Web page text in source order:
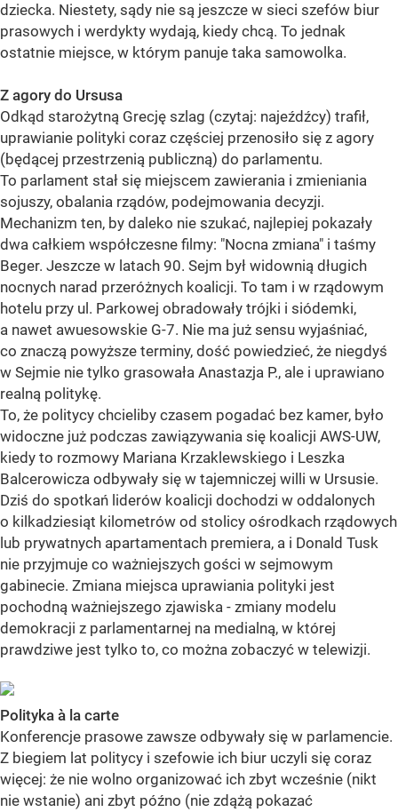
dziecka. Niestety, sądy nie są jeszcze w sieci szefów biur
prasowych i werdykty wydają, kiedy chcą. To jednak
ostatnie miejsce, w którym panuje taka samowolka.
Z agory do Ursusa
Odkąd starożytną Grecję szlag (czytaj: najeźdźcy) trafił,
uprawianie polityki coraz częściej przenosiło się z agory
(będącej przestrzenią publiczną) do parlamentu.
To parlament stał się miejscem zawierania i zmieniania
sojuszy, obalania rządów, podejmowania decyzji.
Mechanizm ten, by daleko nie szukać, najlepiej pokazały
dwa całkiem współczesne filmy: "Nocna zmiana" i taśmy
Beger. Jeszcze w latach 90. Sejm był widownią długich
nocnych narad przeróżnych koalicji. To tam i w rządowym
hotelu przy ul. Parkowej obradowały trójki i siódemki,
a nawet awuesowskie G-7. Nie ma już sensu wyjaśniać,
co znaczą powyższe terminy, dość powiedzieć, że niegdyś
w Sejmie nie tylko grasowała Anastazja P., ale i uprawiano
realną politykę.
To, że politycy chcieliby czasem pogadać bez kamer, było
widoczne już podczas zawiązywania się koalicji AWS-UW,
kiedy to rozmowy Mariana Krzaklewskiego i Leszka
Balcerowicza odbywały się w tajemniczej willi w Ursusie.
Dziś do spotkań liderów koalicji dochodzi w oddalonych
o kilkadziesiąt kilometrów od stolicy ośrodkach rządowych
lub prywatnych apartamentach premiera, a i Donald Tusk
nie przyjmuje co ważniejszych gości w sejmowym
gabinecie. Zmiana miejsca uprawiania polityki jest
pochodną ważniejszego zjawiska - zmiany modelu
demokracji z parlamentarnej na medialną, w której
prawdziwe jest tylko to, co można zobaczyć w telewizji.
Polityka à la carte
Konferencje prasowe zawsze odbywały się w parlamencie.
Z biegiem lat politycy i szefowie ich biur uczyli się coraz
więcej: że nie wolno organizować ich zbyt wcześnie (nikt
nie wstanie) ani zbyt późno (nie zdążą pokazać